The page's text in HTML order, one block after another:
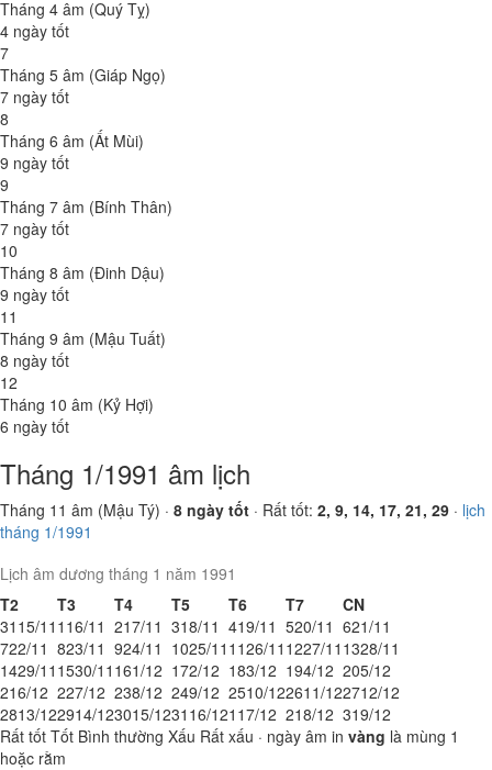
Tháng 4 âm (Quý Tỵ)
4 ngày tốt
7
Tháng 5 âm (Giáp Ngọ)
7 ngày tốt
8
Tháng 6 âm (Ất Mùi)
9 ngày tốt
9
Tháng 7 âm (Bính Thân)
7 ngày tốt
10
Tháng 8 âm (Đinh Dậu)
9 ngày tốt
11
Tháng 9 âm (Mậu Tuất)
8 ngày tốt
12
Tháng 10 âm (Kỷ Hợi)
6 ngày tốt
Tháng 1/1991 âm lịch
Tháng 11 âm (Mậu Tý) · 8 ngày tốt · Rất tốt: 2, 9, 14, 17, 21, 29 · lịch
tháng 1/1991
Lịch âm dương tháng 1 năm 1991
T2
T3 T4 T5 T6 T7
CN
31 15/11 1 16/11 217/11 318/11 419/11 520/11 621/11
722/11 823/11 924/11 1025/11 1126/11 1227/11 1328/11
1429/11 1530/11 161/12 172/12 183/12 194/12 205/12
216/12 227/12 238/12 249/12 2510/122611/122712/12
2813/122914/123015/1231 16/121 17/12 218/12 319/12
Rất tốt Tốt Bình thường Xấu Rất xấu · ngày âm in vàng là mùng 1
hoặc rằm